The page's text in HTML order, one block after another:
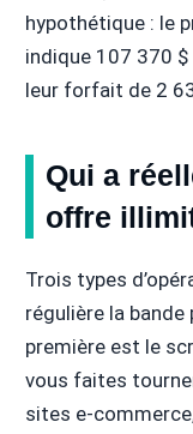
hypothétique : le
indique 107 370
leur forfait de 2
Qui a
offre
Trois types
régulière la
première est le
vous faites
sites e-